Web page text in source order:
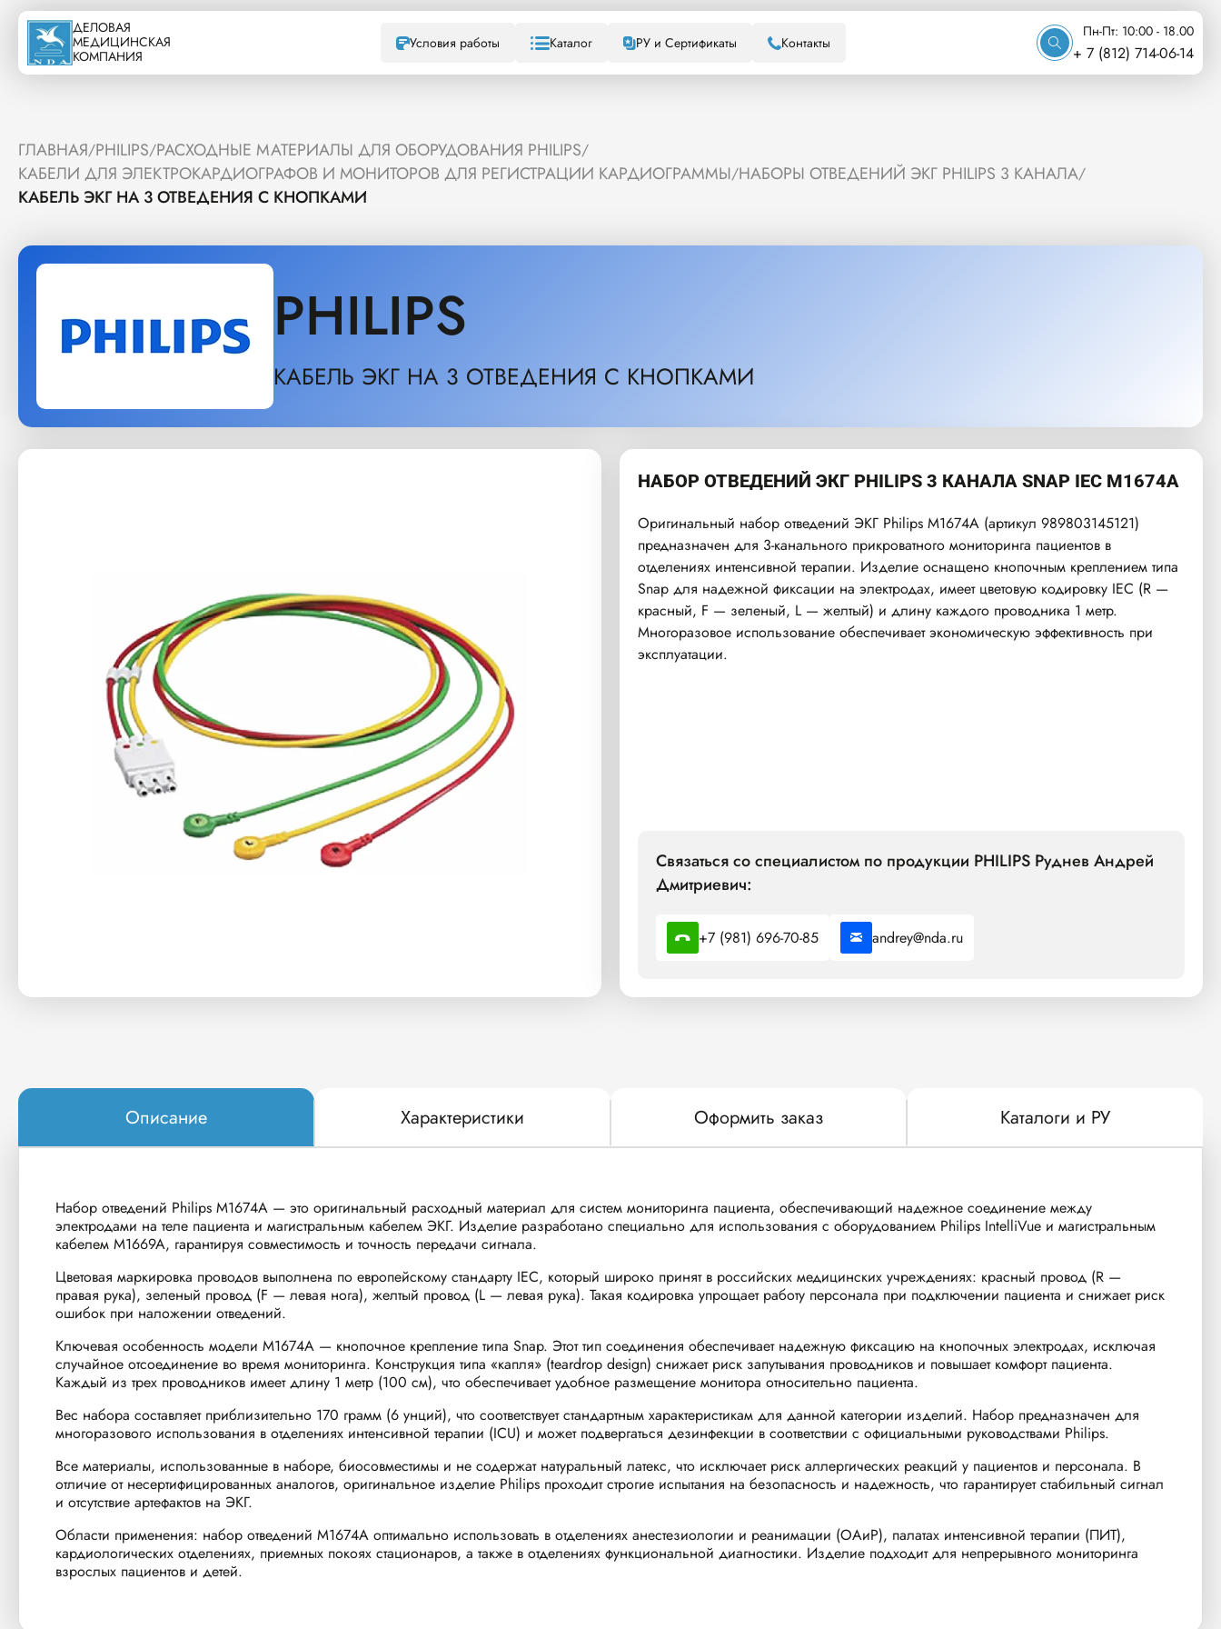
ДЕЛОВАЯ
МЕДИЦИНСКАЯ
КОМПАНИЯ
Условия работы Каталог РУ и Сертификаты Контакты
Пн-Пт: 10:00 - 18.00
+ 7 (812) 714-06-14
ГЛАВНАЯ/PHILIPS/РАСХОДНЫЕ МАТЕРИАЛЫ ДЛЯ ОБОРУДОВАНИЯ PHILIPS/
КАБЕЛИ ДЛЯ ЭЛЕКТРОКАРДИОГРАФОВ И МОНИТОРОВ ДЛЯ РЕГИСТРАЦИИ КАРДИОГРАММЫ/НАБОРЫ ОТВЕДЕНИЙ ЭКГ PHILIPS 3 КАНАЛА/
КАБЕЛЬ ЭКГ НА 3 ОТВЕДЕНИЯ С КНОПКАМИ
PHILIPS
КАБЕЛЬ ЭКГ НА 3 ОТВЕДЕНИЯ С КНОПКАМИ
НАБОР ОТВЕДЕНИЙ ЭКГ PHILIPS 3 КАНАЛА SNAP IEC M1674A
Оригинальный набор отведений ЭКГ Philips M1674A (артикул 989803145121)
предназначен для 3-канального прикроватного мониторинга пациентов в
отделениях интенсивной терапии. Изделие оснащено кнопочным креплением типа
Snap для надежной фиксации на электродах, имеет цветовую кодировку IEC (R —
красный, F — зеленый, L — желтый) и длину каждого проводника 1 метр.
Многоразовое использование обеспечивает экономическую эффективность при
эксплуатации.
Связаться со специалистом по продукции PHILIPS Руднев Андрей
Дмитриевич:
+7 (981) 696-70-85 andrey@nda.ru
Описание Характеристики Оформить заказ Каталоги и РУ
Набор отведений Philips M1674A — это оригинальный расходный материал для систем мониторинга пациента, обеспечивающий надежное соединение между
электродами на теле пациента и магистральным кабелем ЭКГ. Изделие разработано специально для использования с оборудованием Philips IntelliVue и магистральным
кабелем M1669A, гарантируя совместимость и точность передачи сигнала.
Цветовая маркировка проводов выполнена по европейскому стандарту IEC, который широко принят в российских медицинских учреждениях: красный провод (R —
правая рука), зеленый провод (F — левая нога), желтый провод (L — левая рука). Такая кодировка упрощает работу персонала при подключении пациента и снижает риск
ошибок при наложении отведений.
Ключевая особенность модели M1674A — кнопочное крепление типа Snap. Этот тип соединения обеспечивает надежную фиксацию на кнопочных электродах, исключая
случайное отсоединение во время мониторинга. Конструкция типа «капля» (teardrop design) снижает риск запутывания проводников и повышает комфорт пациента.
Каждый из трех проводников имеет длину 1 метр (100 см), что обеспечивает удобное размещение монитора относительно пациента.
Вес набора составляет приблизительно 170 грамм (6 унций), что соответствует стандартным характеристикам для данной категории изделий. Набор предназначен для
многоразового использования в отделениях интенсивной терапии (ICU) и может подвергаться дезинфекции в соответствии с официальными руководствами Philips.
Все материалы, использованные в наборе, биосовместимы и не содержат натуральный латекс, что исключает риск аллергических реакций у пациентов и персонала. В
отличие от несертифицированных аналогов, оригинальное изделие Philips проходит строгие испытания на безопасность и надежность, что гарантирует стабильный сигнал
и отсутствие артефактов на ЭКГ.
Области применения: набор отведений M1674A оптимально использовать в отделениях анестезиологии и реанимации (ОАиР), палатах интенсивной терапии (ПИТ),
кардиологических отделениях, приемных покоях стационаров, а также в отделениях функциональной диагностики. Изделие подходит для непрерывного мониторинга
взрослых пациентов и детей.